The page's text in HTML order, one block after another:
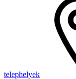
telephelyek